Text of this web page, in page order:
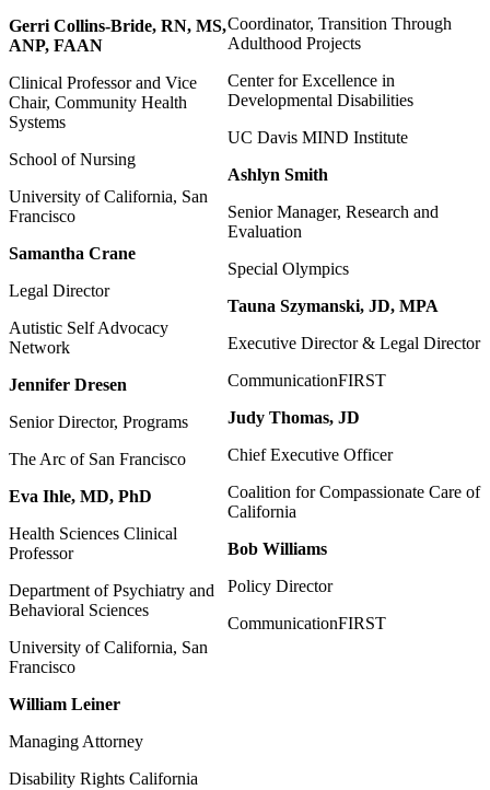
Gerri Collins-Bride, RN, MS,
ANP, FAAN
Clinical Professor and Vice
Chair, Community Health
Systems
School of Nursing
University of California, San
Francisco
Samantha Crane
Legal Director
Autistic Self Advocacy
Network
Jennifer Dresen
Senior Director, Programs
The Arc of San Francisco
Eva Ihle, MD, PhD
Health Sciences Clinical
Professor
Department of Psychiatry and
Behavioral Sciences
University of California, San
Francisco
William Leiner
Managing Attorney
Disability Rights California
Coordinator, Transition Through
Adulthood Projects
Center for Excellence in
Developmental Disabilities
UC Davis MIND Institute
Ashlyn Smith
Senior Manager, Research and
Evaluation
Special Olympics
Tauna Szymanski, JD, MPA
Executive Director & Legal Director
CommunicationFIRST
Judy Thomas, JD
Chief Executive Officer
Coalition for Compassionate Care of
California
Bob Williams
Policy Director
CommunicationFIRST